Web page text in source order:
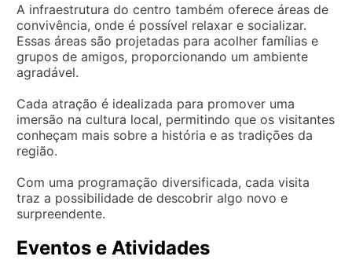
A infraestrutura do centro também oferece áreas de
convivência, onde é possível relaxar e socializar.
Essas áreas são projetadas para acolher famílias e
grupos de amigos, proporcionando um ambiente
agradável.
Cada atração é idealizada para promover uma
imersão na cultura local, permitindo que os visitantes
conheçam mais sobre a história e as tradições da
região.
Com uma programação diversificada, cada visita
traz a possibilidade de descobrir algo novo e
surpreendente.
Eventos e Atividades